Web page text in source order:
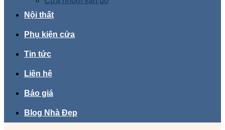
Nội thất
Phụ kiện cửa
Tin tức
Liên hệ
Báo giá
Blog Nhà Đẹp